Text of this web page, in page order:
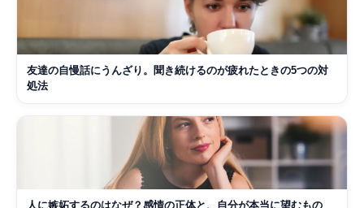
友達の自慢話にうんざり。聞き続けるのが疲れたときの5つの対
処法
人に嫉妬するのはなぜ？感情の正体と、自分が本当に望むもの